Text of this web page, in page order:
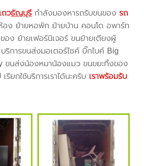
วธัญบุรี กำลังมองหารถรับขนของรถ
อง ย้ายหอพัก ย้ายบ้าน คอนโด อพาร์ท
อง ย้ายเฟอร์นิเจอร์ ขนย้ายเตียงผู้
ริการขนส่งมอเตอร์ไซค์ บิ๊กไบค์ Big
ขนส่งน้องหมาน้องแมว ขนขยะทิ้งของ
รียกใช้บริการเราได้นะครับ เราพร้อมรับ